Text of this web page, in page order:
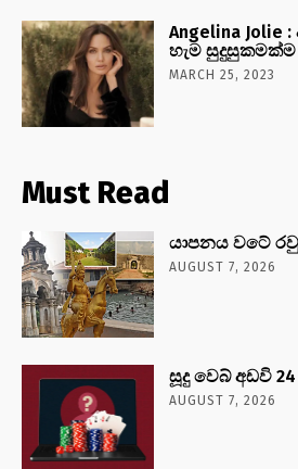
Angelina
හැම සුදුසුකමක්ම
MARCH 25, 2023
Must Read
යාපනය වටේ
AUGUST 7, 2026
සූදු වෙබ් අඩවි
AUGUST 7, 2026